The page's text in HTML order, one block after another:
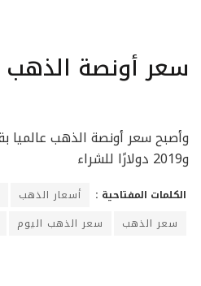
سعر أونصة الذهب
و2019 دولارًا للشراء
الكلمات المفتاحية : أسعار الذهب
سعر الذهب
سعر الذهب اليوم